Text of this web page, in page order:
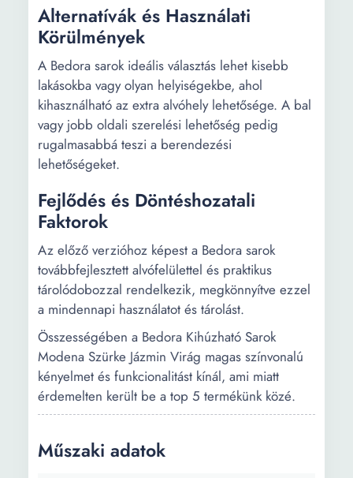
Alternatívák és Használati
Körülmények
A Bedora sarok ideális választás lehet kisebb
lakásokba vagy olyan helyiségekbe, ahol
kihasználható az extra alvóhely lehetősége. A bal
vagy jobb oldali szerelési lehetőség pedig
rugalmasabbá teszi a berendezési
lehetőségeket.
Fejlődés és Döntéshozatali
Faktorok
Az előző verzióhoz képest a Bedora sarok
továbbfejlesztett alvófelülettel és praktikus
tárolódobozzal rendelkezik, megkönnyítve ezzel
a mindennapi használatot és tárolást.
Összességében a Bedora Kihúzható Sarok
Modena Szürke Jázmin Virág magas színvonalú
kényelmet és funkcionalitást kínál, ami miatt
érdemelten került be a top 5 termékünk közé.
Műszaki adatok